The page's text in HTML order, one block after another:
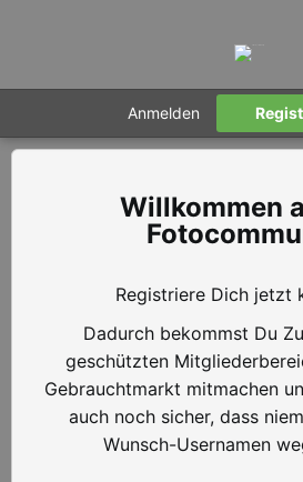
Anmelden
Registriere Dich jetzt
Dadurch bekommst Du
geschützten
Gebrauchtmarkt mitmachen
auch noch sicher, dass
Wunsch-Usernamen